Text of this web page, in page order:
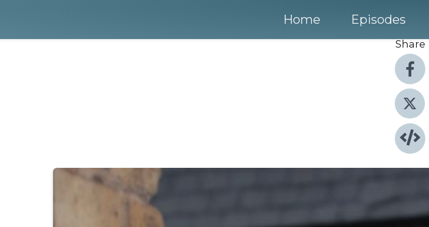
Home Episodes
Share